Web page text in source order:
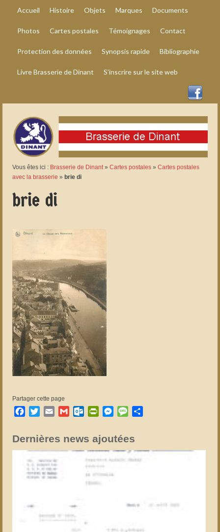
Accueil Histoire Objets Marques Documents
Photos Cartes postales Témoignages Contact
Protection des données Synopsis rapide Bibliographie
Livre Brasserie de Dinant S’inscrire sur le site web
Vous êtes ici : Brasserie de Dinant» Cartes postales » Cartes postales
avec la brasserie » brie di
brie di
Partager cette page
Facebook
TwitterEmail GmailOutlook.com
PrintFriendly
Messenger
Message
Dernières news ajoutées